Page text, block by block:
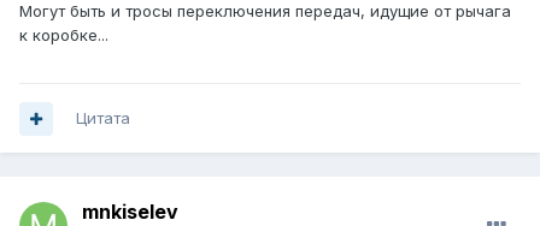
Могут быть и тросы переключения передач, идущие от рычага
к коробке...
Цитата
mnkiselev